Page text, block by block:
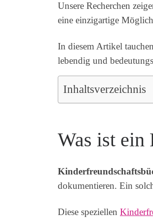
Unsere Recherchen
eine einzigartige
In diesem Artikel
lebendig und
Inhaltsverzeichnis
Was ist ein
dokumentieren. Ein
Diese speziellen